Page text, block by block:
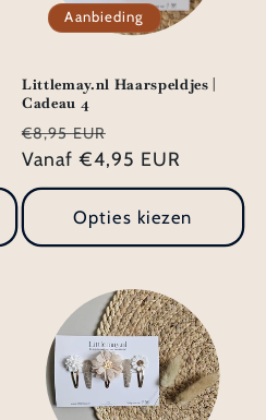
Aanbieding
Littlemay.nl Haarspeldjes |
Cadeau 4
Normale
prijs
€8,95 EUR
Vanaf €4,95 EUR
Opties kiezen